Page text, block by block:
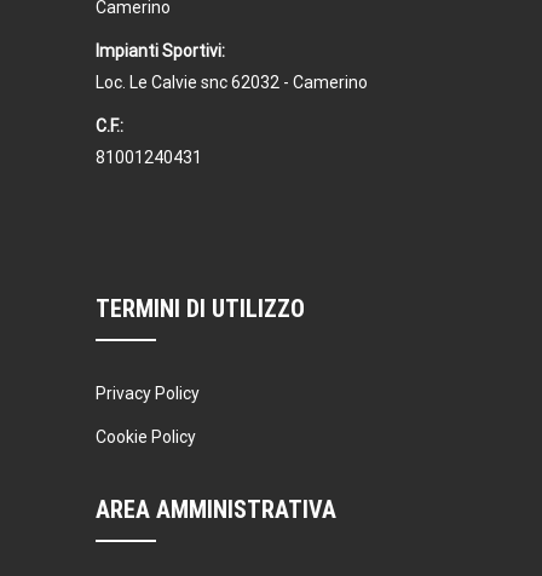
Camerino
Impianti Sportivi:
Loc. Le Calvie snc 62032 - Camerino
C.F.:
81001240431
TERMINI DI UTILIZZO
Privacy Policy
Cookie Policy
AREA AMMINISTRATIVA